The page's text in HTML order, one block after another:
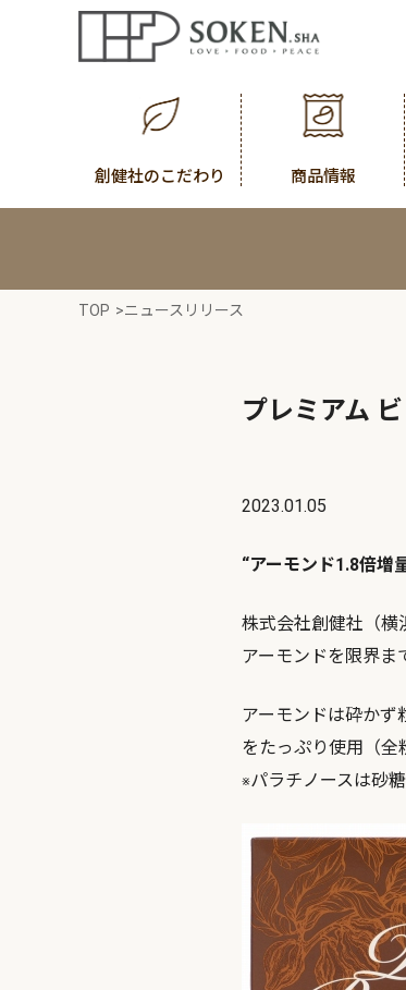
創健社のこだわり 商品情報
TOP >ニュースリリース
プレミアム
2023.01.05
“アーモンド1.8倍増
株式会社創健社（横
アーモンドを限界ま
アーモンドは砕かず
をたっぷり使用（全
※パラチノースは砂